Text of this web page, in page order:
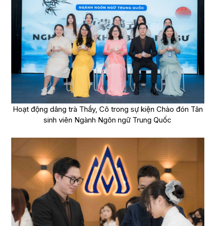
Hoạt động dâng trà Thầy, Cô trong sự kiện Chào đón Tân
sinh viên Ngành Ngôn ngữ Trung Quốc